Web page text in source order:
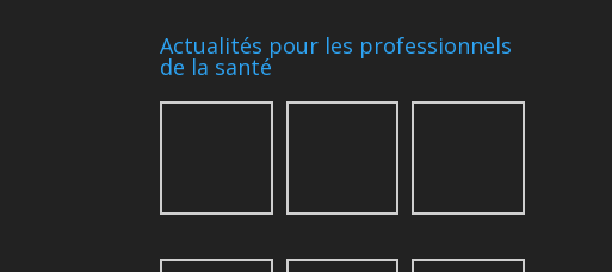
Actualités pour les professionnels
de la santé